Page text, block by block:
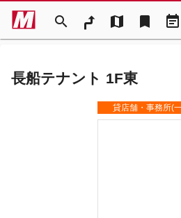
search map bookmark event_note
長船テナント 1F東
貸店舗・事務所(